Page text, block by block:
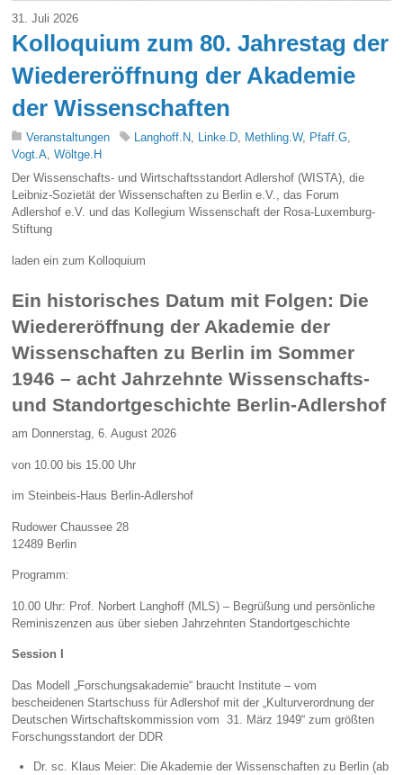
31. Juli 2026
Kolloquium zum 80. Jahrestag der
Wiedereröffnung der Akademie
der Wissenschaften
Veranstaltungen Langhoff.N, Linke.D, Methling.W, Pfaff.G,
Vogt.A,Wöltge.H
Der Wissenschafts- und Wirtschaftsstandort Adlershof (WISTA), die
Leibniz-Sozietät der Wissenschaften zu Berlin e.V., das Forum
Adlershof e.V. und das Kollegium Wissenschaft der Rosa-Luxemburg-
Stiftung
laden ein zum Kolloquium
Ein historisches Datum mit Folgen: Die
Wiedereröffnung der Akademie der
Wissenschaften zu Berlin im Sommer
1946 – acht Jahrzehnte Wissenschafts-
und Standortgeschichte Berlin-Adlershof
am Donnerstag, 6. August 2026
von 10.00 bis 15.00 Uhr
im Steinbeis-Haus Berlin-Adlershof
Rudower Chaussee 28
12489 Berlin
Programm:
10.00 Uhr: Prof. Norbert Langhoff (MLS) – Begrüßung und persönliche
Reminiszenzen aus über sieben Jahrzehnten Standortgeschichte
Session I
Das Modell „Forschungsakademie“ braucht Institute – vom
bescheidenen Startschuss für Adlershof mit der „Kulturverordnung der
Deutschen Wirtschaftskommission vom 31. März 1949“ zum größten
Forschungsstandort der DDR
Dr. sc. Klaus Meier: Die Akademie der Wissenschaften zu Berlin (ab